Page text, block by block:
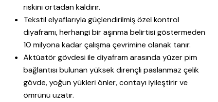
riskini ortadan kaldırır.
Tekstil elyaflarıyla güçlendirilmiş özel kontrol
diyaframı, herhangi bir aşınma belirtisi göstermeden
10 milyona kadar çalışma çevrimine olanak tanır.
Aktüatör gövdesi ile diyafram arasında yüzer pim
bağlantısı bulunan yüksek dirençli paslanmaz çelik
gövde, yoğun yükleri önler, contayı iyileştirir ve
ömrünü uzatır.